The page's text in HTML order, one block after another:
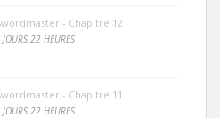
- Chapitre 12
22 HEURES
- Chapitre 11
22 HEURES